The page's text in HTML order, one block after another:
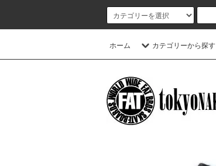
ホーム カテゴリーから探す